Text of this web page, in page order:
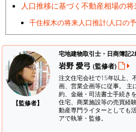
人口推移に基づく不動産相場の将
千住桜木の将来人口推計(人口の
【監修者】
宅地建物取引士・日商簿記2
岩野 愛弓 (監修者)
注文住宅会社で15年以上、
画、営業企画等に従事。 主
約、金融・司法書士手続き
住宅、商業施設等の売買経
動産専門ライターとしても
アで執筆・監修。